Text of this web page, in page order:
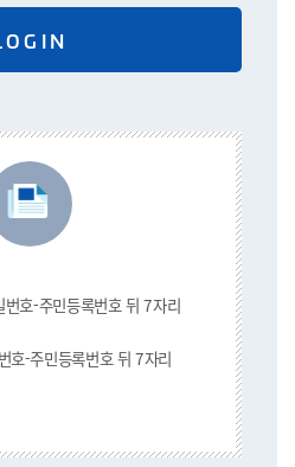
호-주민등록번호 뒤 7자리
호-주민등록번호 뒤 7자리